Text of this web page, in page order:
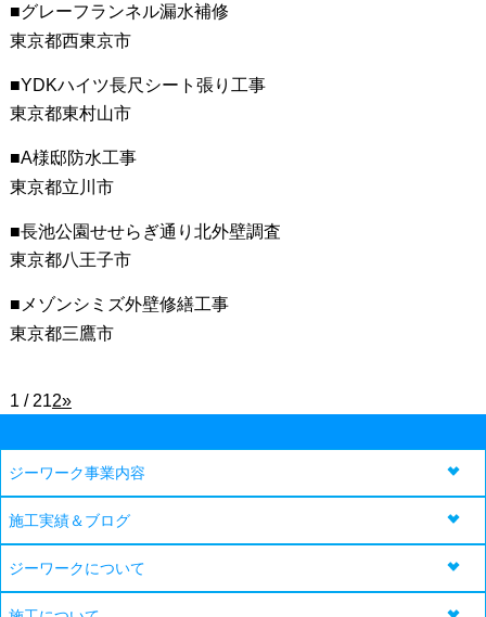
グレーフランネル漏水補修
東京都西東京市
YDKハイツ長尺シート張り工事
東京都東村山市
A様邸防水工事
東京都立川市
長池公園せせらぎ通り北外壁調査
東京都八王子市
メゾンシミズ外壁修繕工事
東京都三鷹市
1 / 212»
ジーワーク事業内容
施工実績＆ブログ
ジーワークについて